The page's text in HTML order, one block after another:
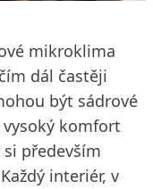
mikroklima
dál častěji
být sádrové
komfort
především
interiér, v